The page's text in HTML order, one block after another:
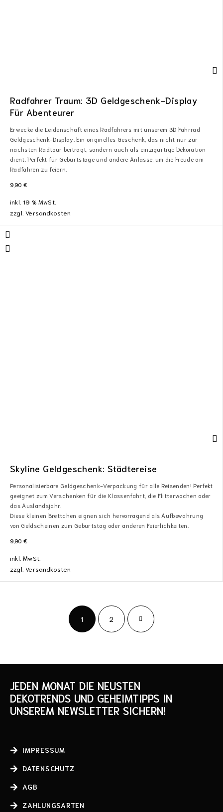
Radfahrer Traum: 3D Geldgeschenk-Display
Für Abenteurer
Erwecke die Leidenschaft eines Radfahrers mit unserem 3D Fahrrad
Geldgeschenk-Display. Ein originelles Geschenk, das nicht nur zur
nächsten Radtour beiträgt, sondern auch als einzigartige Dekoration
dient. Perfekt für Geburtstage und andere Anlässe, um die Freude am
Radfahren zu feiern.
9,90 €
inkl. 19 % MwSt.
zzgl.Versandkosten
Skyline Geldgeschenk: Städtereise
Personalisierbare Geldgeschenk-Verpackung für alle Reisenden! Perfekt
geeignet zum Verschenken für die Klassenfahrt, die Flitterwochen oder
das Auslandsjahr.
Diese kleinen Brettchen eignen sich hervorragend als Aufbewahrung
von Geldscheinen zum Geburtstag oder anderen Feierlichkeiten.
9,90 €
inkl. MwSt.
zzgl.Versandkosten
1 2
JEDEN MONAT DIE NEUSTEN
DEKOTRENDS UND GEHEIMTIPPS IN
UNSEREM NEWSLETTER SICHERN!
IMPRESSUM
DATENSCHUTZ
AGB
ZAHLUNGSARTEN